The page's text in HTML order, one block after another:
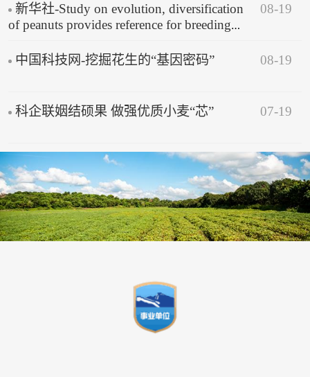
新华社-Study on evolution, diversification
of peanuts provides reference for breeding
08-19
中国科技网-挖掘花生的“基因密码” 08-19
科企联姻结硕果 做强优质小麦“芯” 07-19